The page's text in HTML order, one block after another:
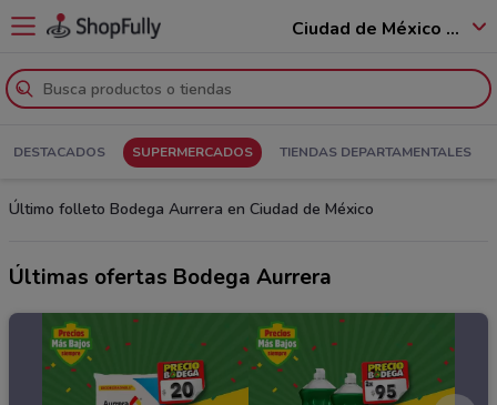
Ciudad de México - 12400
DESTACADOS SUPERMERCADOS TIENDAS DEPARTAMENTALES
Último folleto Bodega Aurrera en Ciudad de México
Últimas ofertas Bodega Aurrera